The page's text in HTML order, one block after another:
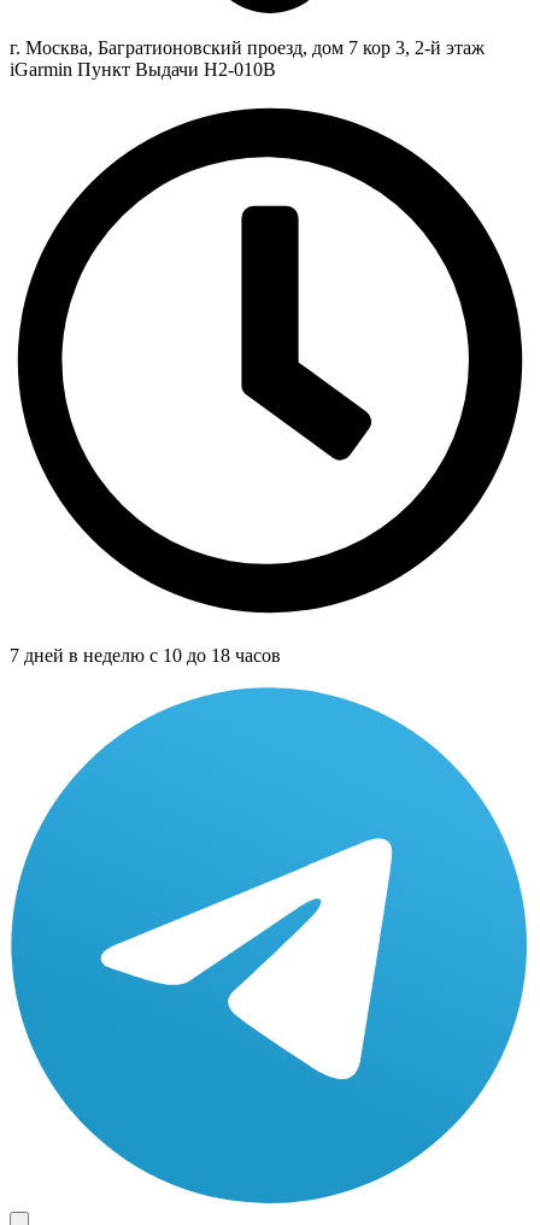
г. Москва, Багратионовский проезд, дом 7 кор 3, 2-й этаж
iGarmin Пункт Выдачи Н2-010В
7 дней в неделю с 10 до 18 часов